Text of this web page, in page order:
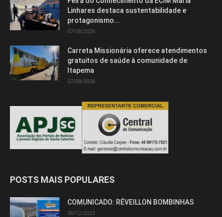
Linhares destaca sustentabilidade e
protagonismo...
07/08/2026
Carreta Missionária oferece atendimentos
gratuitos de saúde à comunidade de
Itapema
07/08/2026
POSTS MAIS POPULARES
COMUNICADO: RÉVEILLON BOMBINHAS
30/12/2022